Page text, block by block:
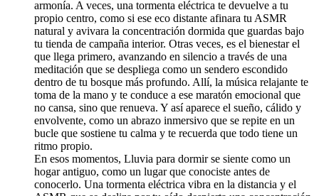
armonía. A veces, una tormenta eléctrica te devuelve a tu
propio centro, como si ese eco distante afinara tu ASMR
natural y avivara la concentración dormida que guardas bajo
tu tienda de campaña interior. Otras veces, es el bienestar el
que llega primero, avanzando en silencio a través de una
meditación que se despliega como un sendero escondido
dentro de tu bosque más profundo. Allí, la música relajante te
toma de la mano y te conduce a ese maratón emocional que
no cansa, sino que renueva. Y así aparece el sueño, cálido y
envolvente, como un abrazo inmersivo que se repite en un
bucle que sostiene tu calma y te recuerda que todo tiene un
ritmo propio.
En esos momentos, Lluvia para dormir se siente como un
hogar antiguo, como un lugar que conociste antes de
conocerlo. Una tormenta eléctrica vibra en la distancia y el